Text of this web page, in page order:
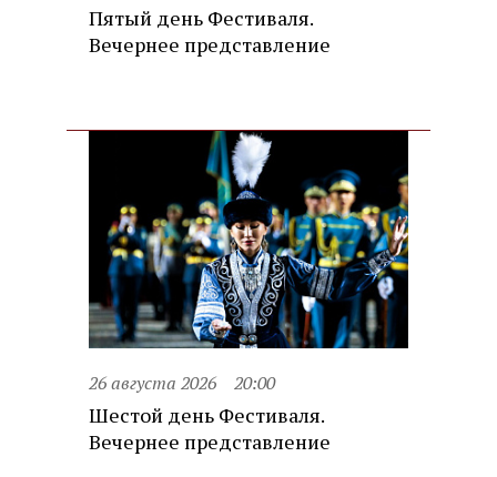
Пятый день Фестиваля.
Вечернее представление
26 августа 2026 20:00
Шестой день Фестиваля.
Вечернее представление